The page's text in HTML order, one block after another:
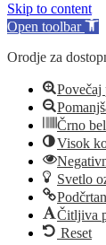
Skip to content
Open toolbar
Orodje za
Povečaj
Črno
Visok
Svetlo
Čitljiva
Reset